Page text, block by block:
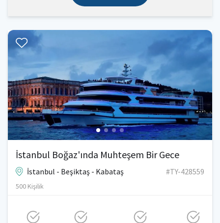
İstanbul Boğaz'ında Muhteşem Bir Gece
İstanbul - Beşiktaş - Kabataş #TY-428559
500 Kişilik